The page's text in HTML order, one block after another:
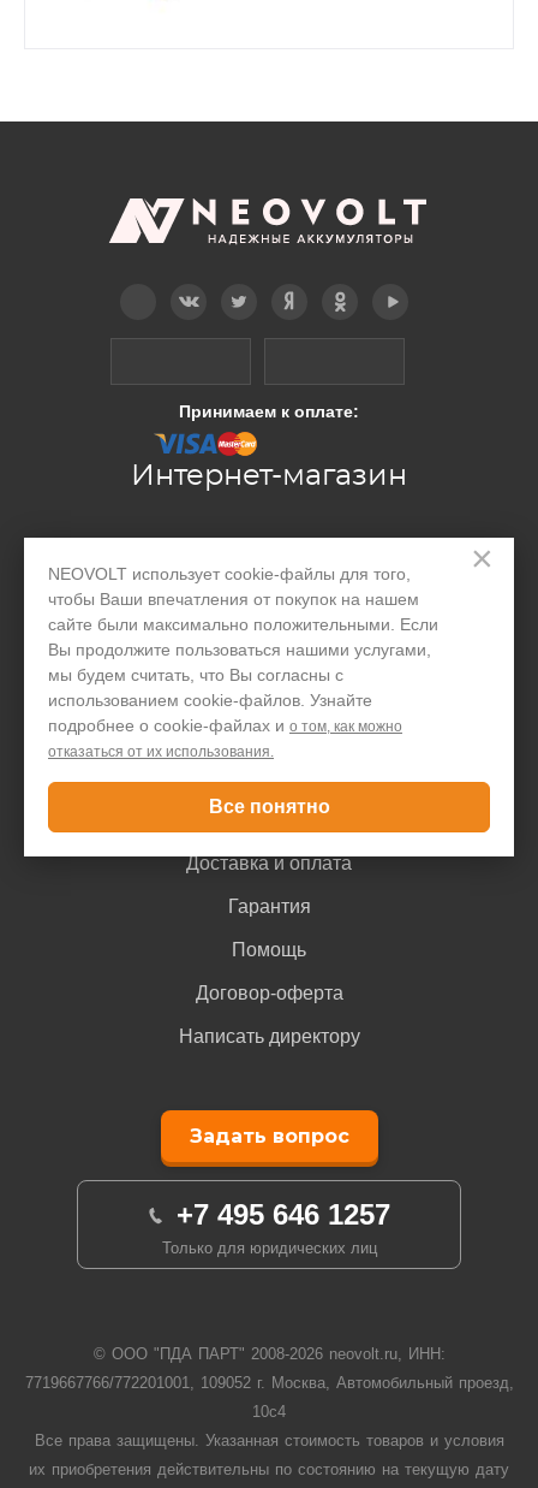
×
NEOVOLT использует cookie-файлы для того,
чтобы Ваши впечатления от покупок на нашем
сайте были максимально положительными. Если
Вы продолжите пользоваться нашими услугами,
мы будем считать, что Вы согласны с
использованием cookie-файлов. Узнайте
подробнее о cookie-файлах и о том, как можно
отказаться от их использования.
Все понятно
Принимаем к оплате:
Интернет-магазин
Акции и скидки
Блог
Контакты
Покупателю
Доставка и оплата
Гарантия
Помощь
Договор-оферта
Написать директору
Задать вопрос
+7 495 646 1257
Только для юридических лиц
© ООО "ПДА ПАРТ" 2008-2026neovolt.ru, ИНН:
7719667766/772201001, 109052 г. Москва, Автомобильный проезд,
10с4
Все права защищены. Указанная стоимость товаров и условия
их приобретения действительны по состоянию на текущую дату